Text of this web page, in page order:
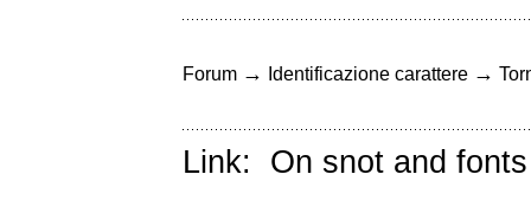
Forum → Identificazione carattere →
Link: On snot and fonts